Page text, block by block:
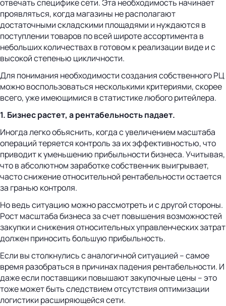
отвечать специфике сети. Эта необходимость начинает
проявляться, когда магазины не располагают
достаточными складскими площадями и нуждаются в
поступлении товаров по всей широте ассортимента в
небольших количествах в готовом к реализации виде и с
высокой степенью цикличности.
Для понимания необходимости создания собственного РЦ
можно воспользоваться несколькими критериями, скорее
всего, уже имеющимися в статистике любого ритейлера.
1. Бизнес растет, а рентабельность падает.
Иногда легко объяснить, когда с увеличением масштаба
операций теряется контроль за их эффективностью, что
приводит к уменьшению прибыльности бизнеса. Учитывая,
что в абсолютном заработке собственник выигрывает,
часто снижение относительной рентабельности остается
за гранью контроля.
Но ведь ситуацию можно рассмотреть и с другой стороны.
Рост масштаба бизнеса за счет повышения возможностей
закупки и снижения относительных управленческих затрат
должен приносить большую прибыльность.
Если вы столкнулись с аналогичной ситуацией – самое
время разобраться в причинах падения рентабельности. И
даже если поставщики повышают закупочные цены – это
тоже может быть следствием отсутствия оптимизации
логистики расширяющейся сети.